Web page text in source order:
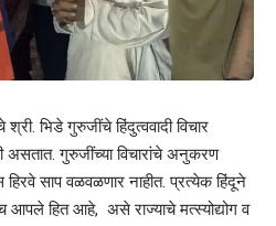
श्री. भिडे गुरुजींचे हिंदुत्ववादी विचार
असतात. गुरुजींच्या विचारांचे अनुकरण
साप वळवळणार नाहीत. प्रत्येक हिंदूने
आपले हित आहे, असे राज्याचे मत्स्योद्योग व